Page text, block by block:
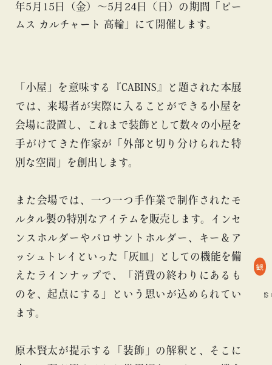
blog blog
年5月15日（金）〜5月24日（日）の期間「ビー
ムス カルチャート 高輪」にて開催します。
「小屋」を意味する『CABINS』と題された本展
では、来場者が実際に入ることができる小屋を
会場に設置し、これまで装飾として数々の小屋を
手がけてきた作家が「外部と切り分けられた特
別な空間」を創出します。
また会場では、一つ一つ手作業で制作されたモ
ルタル製の特別なアイテムを販売します。インセ
ンスホルダーやパロサントホルダー、キー＆ア
ッシュトレイといった「灰皿」としての機能を備
えたラインナップで、「消費の終わりにあるも
のを、起点にする」という思いが込められてい
ます。
原木賢太が提示する「装飾」の解釈と、そこに
観
#BEAMS CULTUART #ビームス カルチャー ト 高輪 #BEAMS